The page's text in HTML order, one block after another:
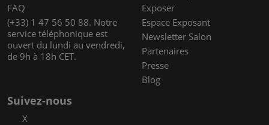
FAQ
(+33) 1 47 56 50 88. Notre
service téléphonique est
ouvert du lundi au vendredi,
de 9h à 18h CET.
Exposer
Espace Exposant
Newsletter Salon
Partenaires
Presse
Blog
Suivez-nous
X